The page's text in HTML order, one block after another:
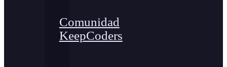
Comunidad
KeepCoders